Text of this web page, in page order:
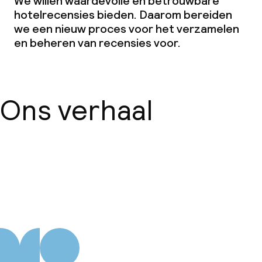
Diner, vast menu
Roomservice
Speciale dieetopties
Schoonmaakvoorzieningen
hotelrecensies bieden. Daarom bereiden
we een nieuw proces voor het verzamelen
en beheren van recensies voor.
Ons verhaal